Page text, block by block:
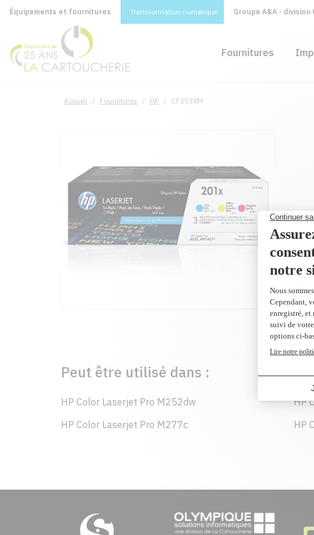
Équipements et fournitures Transformation numérique Groupe A&A -
Fournitures
Accueil / Fournitures / HP / CF253XM
Peut être utilisé dans :
HP Color Laserjet Pro M252dw HP
HP Color Laserjet Pro M277c
HP